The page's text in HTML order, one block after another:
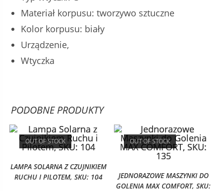
Materiał korpusu: tworzywo sztuczne
Kolor korpusu: biały
Urządzenie,
Wtyczka
PODOBNE PRODUKTY
OUT OF STOCK
LAMPA SOLARNA Z CZUJNIKIEM
RUCHU I PILOTEM, SKU: 104
OUT OF STOCK
JEDNORAZOWE MASZYNKI DO
GOLENIA MAX COMFORT, SKU: